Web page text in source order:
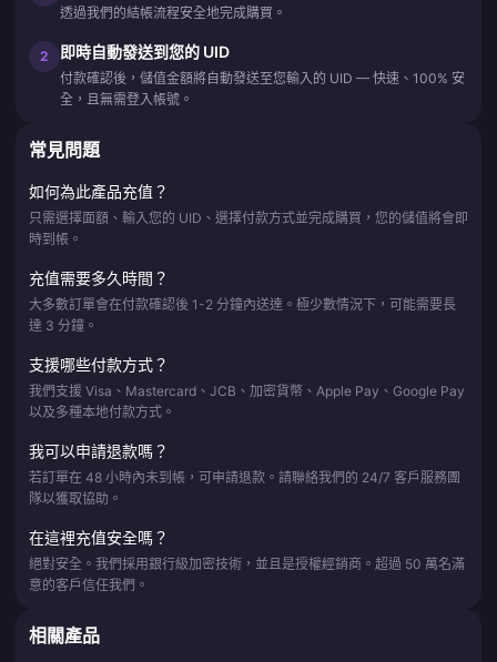
透過我們的結帳流程安全地完成購買。
2 即時自動發送到您的 UID
付款確認後，儲值金額將自動發送至您輸入的 UID — 快速、100% 安
全，且無需登入帳號。
常見問題
如何為此產品充值？
只需選擇面額、輸入您的 UID、選擇付款方式並完成購買，您的儲值將會即
時到帳。
充值需要多久時間？
大多數訂單會在付款確認後 1-2 分鐘內送達。極少數情況下，可能需要長
達 3 分鐘。
支援哪些付款方式？
我們支援 Visa、Mastercard、JCB、加密貨幣、Apple Pay、Google Pay
以及多種本地付款方式。
我可以申請退款嗎？
若訂單在 48 小時內未到帳，可申請退款。請聯絡我們的 24/7 客戶服務團
隊以獲取協助。
在這裡充值安全嗎？
絕對安全。我們採用銀行級加密技術，並且是授權經銷商。超過 50 萬名滿
意的客戶信任我們。
相關產品